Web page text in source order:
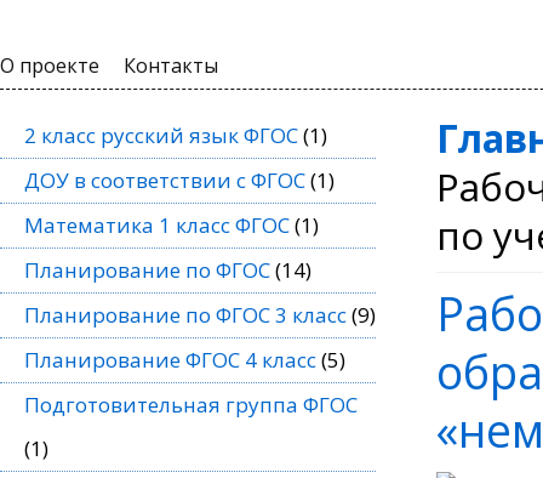
О проекте Контакты
по
2 класс русский язык ФГОС(1)
ДОУ в соответствии с ФГОС(1)
Математика 1 класс ФГОС(1)
Планирование по ФГОС(14)
Планирование по ФГОС 3 класс(9)
Планирование ФГОС 4 класс(5)
Подготовительная группа ФГОС
(1)